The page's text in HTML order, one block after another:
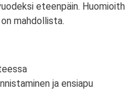
eteenpäin.
mahdollista.
ja ensiapu